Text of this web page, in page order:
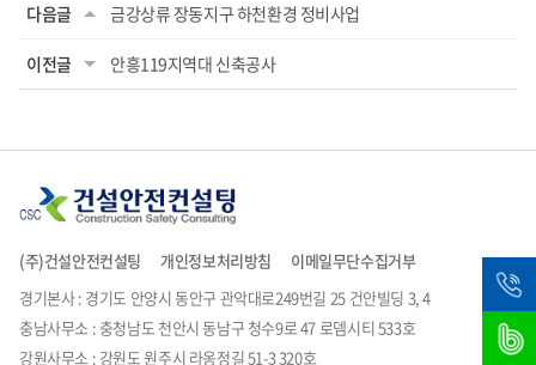
다음글 금강상류 장동지구 하천환경 정비사업
이전글 안흥119지역대 신축공사
(주)건설안전컨설팅 개인정보처리방침
이메일무단수집거부
경기본사 : 경기도 안양시 동안구 관악대로249번길 25 건안빌딩 3, 4
충남사무소 : 충청남도 천안시 동남구 청수9로 47 로뎀시티 533호
강원사무소 : 강원도 원주시 라옹정길 51-3 320호